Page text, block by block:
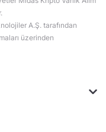
A.Ş. tarafından
üzerinden